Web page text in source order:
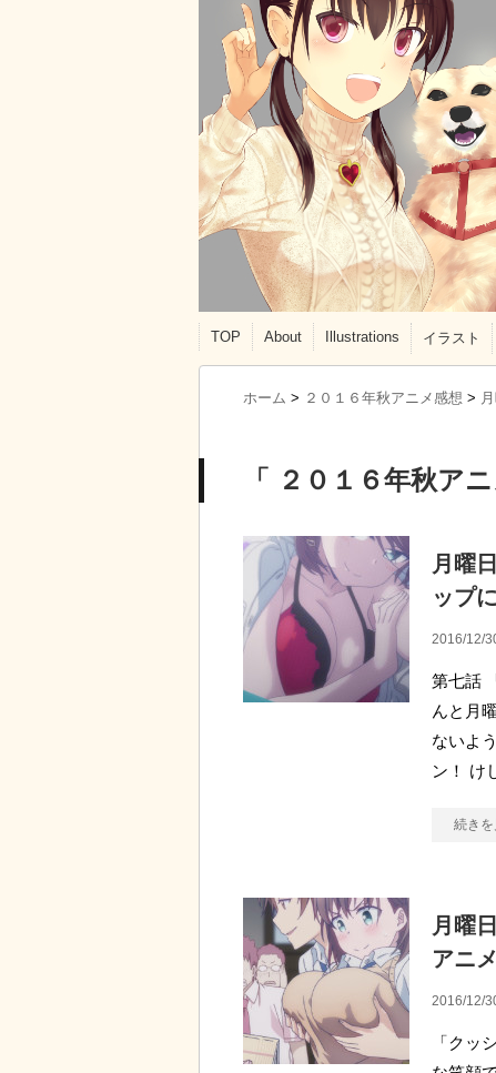
TOP About Illustrations イラスト
ホーム > ２０１６年秋アニメ感想 >
「 ２０１６年秋ア
月曜
ップ
2016/12/
第七話
んと月
ないよ
ン！ け
続きを
月曜
アニ
2016/12/
「クッ